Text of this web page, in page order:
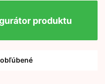
produktu